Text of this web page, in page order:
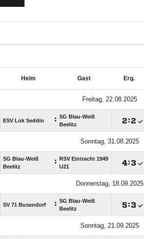
Heim Gast Erg.
Freitag, 22.08.2025
ESV Lok Seddin : SG Blau-Weiß
Beelitz
:
Sonntag, 31.08.2025
SG Blau-Weiß
Beelitz
: RSV Eintracht 1949
U21
:
Donnerstag, 18.09.2025
SV 71 Busendorf : SG Blau-Weiß
Beelitz
:
Sonntag, 21.09.2025